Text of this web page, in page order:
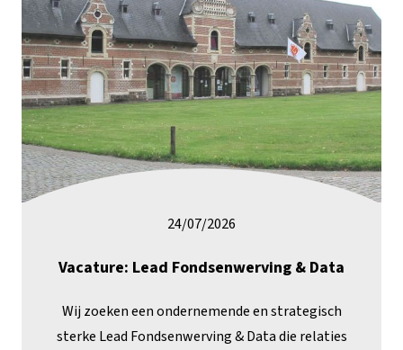
24/07/2026
Vacature: Lead Fondsenwerving & Data
Wij zoeken een ondernemende en strategisch
sterke Lead Fondsenwerving & Data die relaties